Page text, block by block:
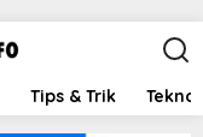
Tips & Trik